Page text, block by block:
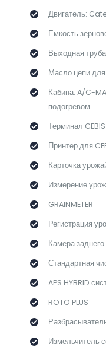
Двигатель:
Емкость
Выходная
Масло цепи для
Кабина: A/C-
подогревом
Терминал
Принтер для
Карточка
Измерение
GRAINMETER
Регистрация
Камера
Стандартная
APS HYBRID
ROTO PLUS
Измельчитель